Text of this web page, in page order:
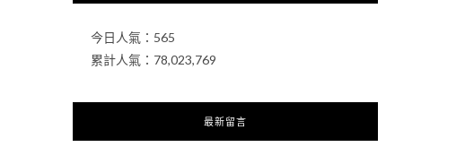
今日人氣： 565
累計人氣： 78,023,769
最新留言